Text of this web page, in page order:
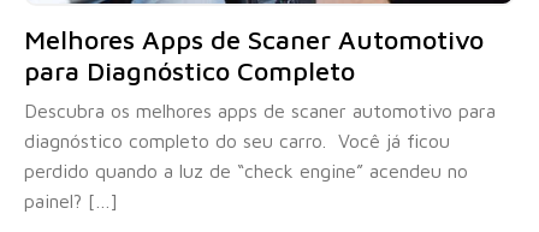
Melhores Apps de Scaner Automotivo
para Diagnóstico Completo
Descubra os melhores apps de scaner automotivo para
diagnóstico completo do seu carro. Você já ficou
perdido quando a luz de “check engine” acendeu no
painel? […]